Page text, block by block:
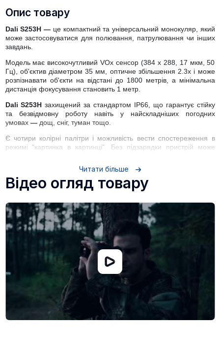
Опис товару
Dali S253H — це компактний та універсальний монокуляр, який
може застосовуватися для полювання, патрулювання чи інших
завдань.
Модель має високочутливий VOx сенсор (384 x 288, 17 мкм, 50
Гц), об'єктив діаметром 35 мм, оптичне збільшення 2.3х і може
розпізнавати об'єкти на відстані до 1800 метрів, а мінімальна
дистанція фокусування становить 1 метр.
Dali S253H захищений за стандартом IP66, що гарантує стійку
та безвідмовну роботу навіть у найскладніших погодних
умовах —дощ, сніг, туман тощо.
Є чотири колірні палітри і можливість вести спостереження в
режимі "картинка в картинці". Без підзарядки пристрій може
Особливості:
Вбудована функція оцінки відстані
Режим "картинка в картинці" для зручного спостереження та
прицілювання
Бездротове оновлення прошивки через додаток
Комплектація:
Монокуляр
М'який чохол
Кришка об'єктива
Кабель USB
Тканина для очищення оптики
Читати більше
Відео огляд товару